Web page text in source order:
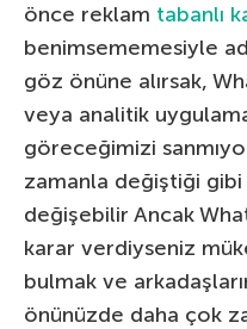
önce reklam tabanlı
benimsememesiyle
göz önüne alırsak,
veya analitik
göreceğimizi
zamanla değiştiği
değişebilir Ancak
karar verdiyseniz
bulmak ve
önünüzde daha çok